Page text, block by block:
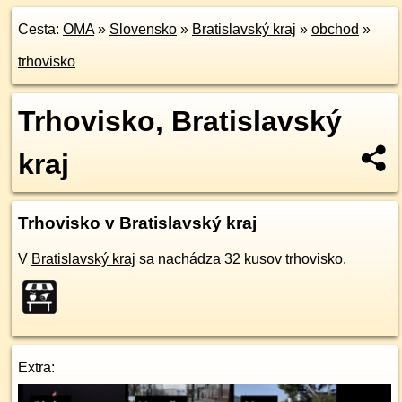
Cesta: OMA» Slovensko » Bratislavský kraj » obchod »
trhovisko
Trhovisko, Bratislavský
kraj
Trhovisko v Bratislavský kraj
V Bratislavský kraj sa nachádza 32 kusov trhovisko.
Extra: